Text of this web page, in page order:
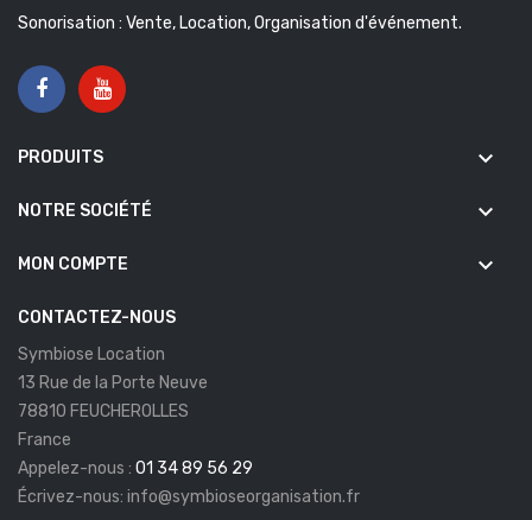
Sonorisation : Vente, Location, Organisation d'événement.
PRODUITS keyboard_arrow_down
NOTRE SOCIÉTÉ keyboard_arrow_down
MON COMPTE keyboard_arrow_down
CONTACTEZ-NOUS
Symbiose Location
13 Rue de la Porte Neuve
78810 FEUCHEROLLES
France
Appelez-nous : 01 34 89 56 29
Écrivez-nous: info@symbioseorganisation.fr